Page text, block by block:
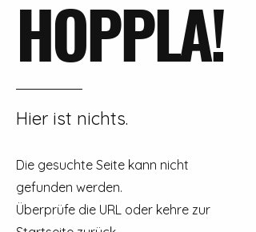
HOPPLA!
Hier ist nichts.
Die gesuchte Seite kann nicht
gefunden werden.
Überprüfe die URL oder kehre zur